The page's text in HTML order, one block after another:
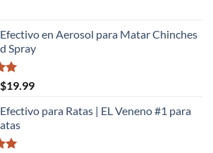
en Aerosol para Matar Chinches
Spray
El
original
$19.99El
actual
para Ratas | EL Veneno #1 para